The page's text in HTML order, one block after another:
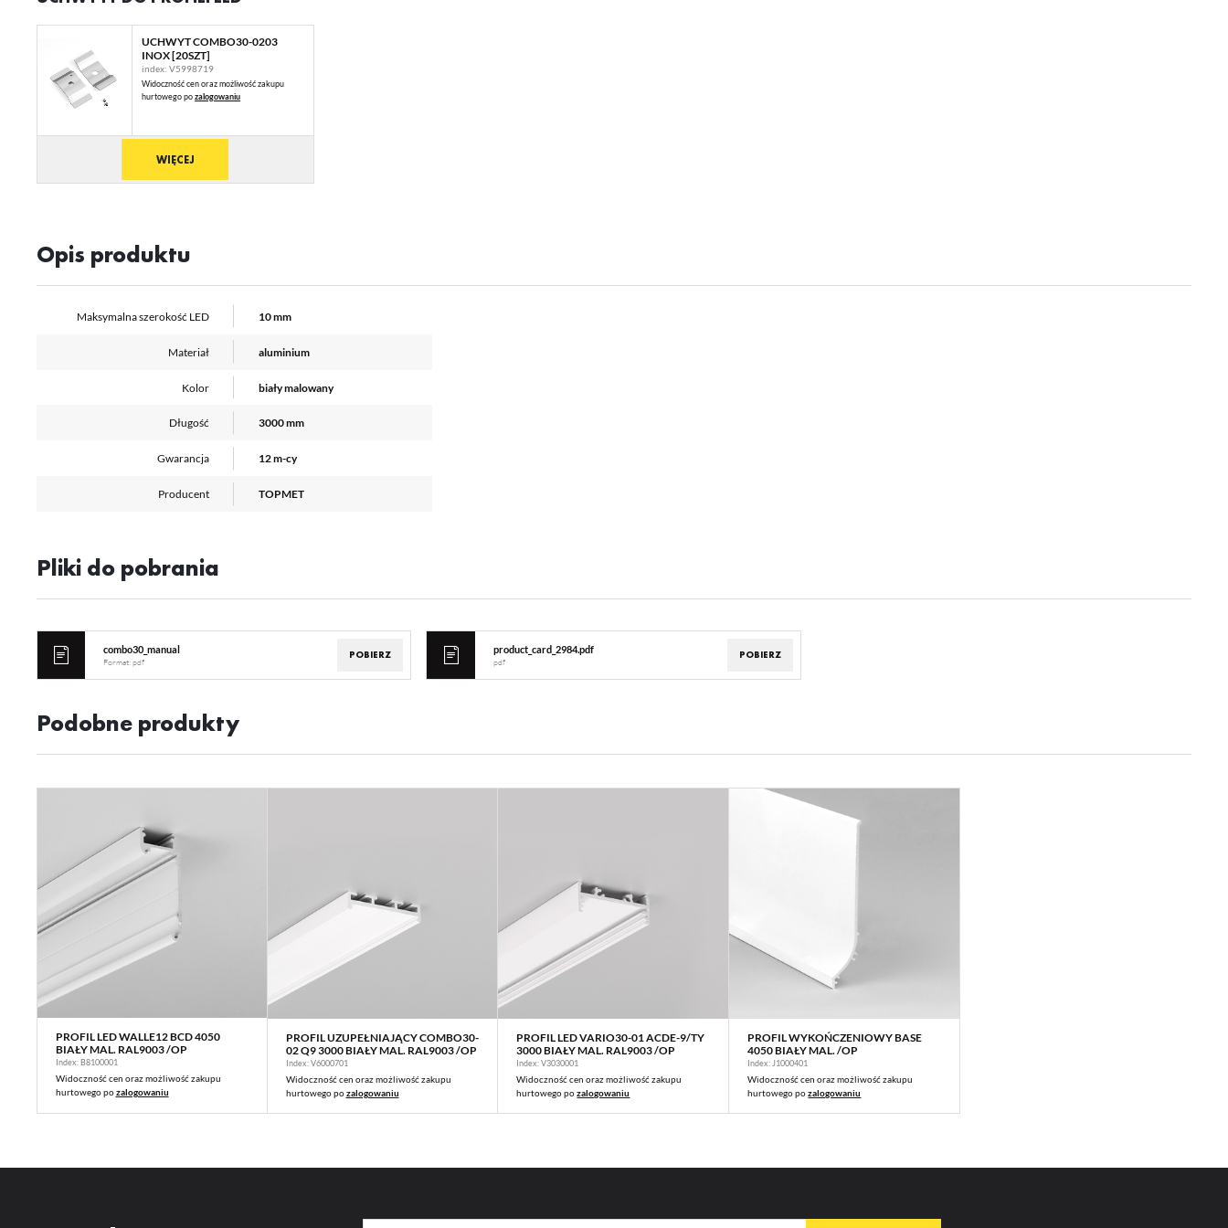
UCHWYT COMBO30-0203
INOX [20SZT]
index: V5998719
Widoczność cen oraz możliwość zakupu
hurtowego pozalogowaniu
WIĘCEJ
Opis produktu
Maksymalna szerokość LED 10 mm
Materiał aluminium
Kolor biały malowany
Długość 3000 mm
Gwarancja 12 m-cy
Producent TOPMET
Pliki do pobrania
combo30_manual
Format:pdf
POBIERZ product_card_2984.pdf
pdf
POBIERZ
Podobne produkty
WIĘCEJ
PROFIL LED WALLE12 BCD 4050
BIAŁY MAL. RAL9003 /OP
Index: B8100001
Widoczność cen oraz możliwość zakupu
hurtowego pozalogowaniu
WIĘCEJ
PROFIL UZUPEŁNIAJĄCY COMBO30-
02 Q9 3000 BIAŁY MAL. RAL9003 /OP
Index: V6000701
Widoczność cen oraz możliwość zakupu
hurtowego pozalogowaniu
WIĘCEJ
PROFIL LED VARIO30-01 ACDE-9/TY
3000 BIAŁY MAL. RAL9003 /OP
Index: V3030001
Widoczność cen oraz możliwość zakupu
hurtowego pozalogowaniu
WIĘCEJ
PROFIL WYKOŃCZENIOWY BASE
4050 BIAŁY MAL. /OP
Index: J1000401
Widoczność cen oraz możliwość zakupu
hurtowego pozalogowaniu